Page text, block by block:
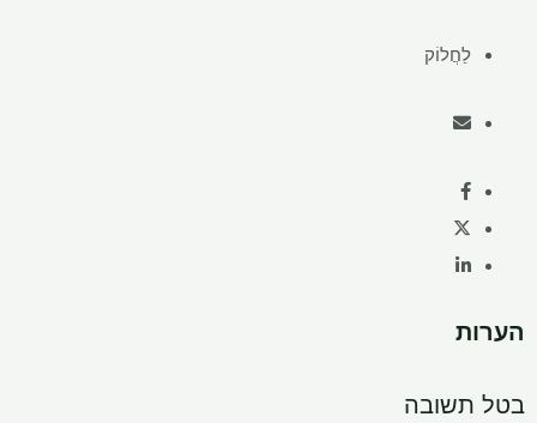
לַחֲלוֹק
הערות
בטל תשובה